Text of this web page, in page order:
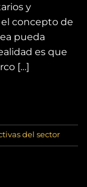
y
concepto de
pueda
es que
[…]
del sector